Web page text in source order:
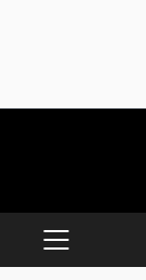
PRIMARY
MENU